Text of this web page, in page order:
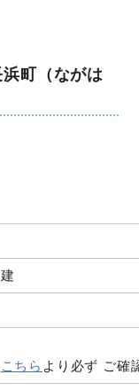
町（ながは
こちら より必ず ご確